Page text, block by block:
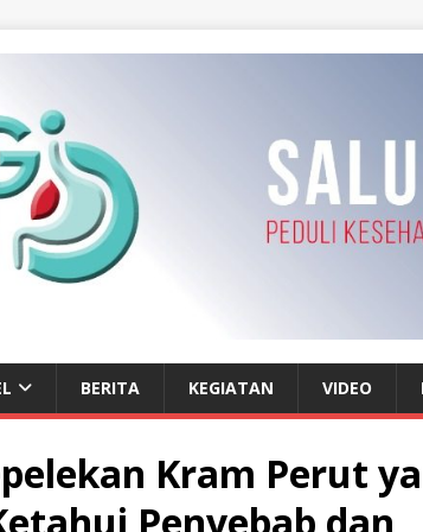
BERITA KEGIATAN VIDEO
Kram Perut
Penyebab dan